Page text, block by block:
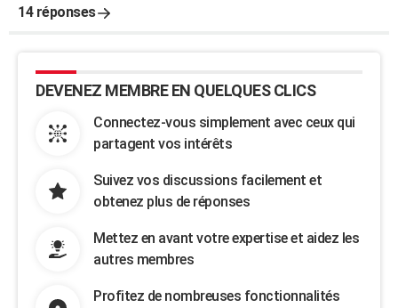
14 réponses
DEVENEZ MEMBRE EN QUELQUES CLICS
Connectez-vous simplement avec ceux qui
partagent vos intérêts
Suivez vos discussions facilement et
obtenez plus de réponses
Mettez en avant votre expertise et aidez les
autres membres
Profitez de nombreuses fonctionnalités